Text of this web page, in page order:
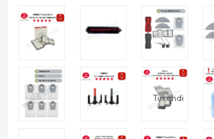
Tükendi